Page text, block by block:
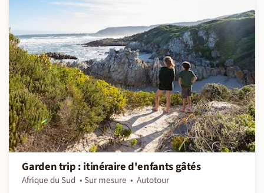
Garden trip : itinéraire d'enfants gâtés
Afrique du Sud Sur mesure
Autotour